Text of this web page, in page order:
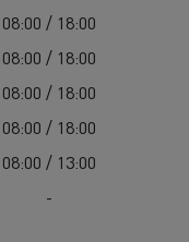
08:00 / 18:00
08:00 / 18:00
08:00 / 18:00
08:00 / 18:00
08:00 / 13:00
-